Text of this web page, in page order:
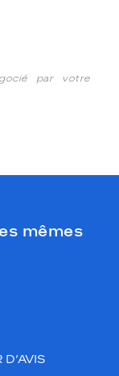
par votre
mêmes